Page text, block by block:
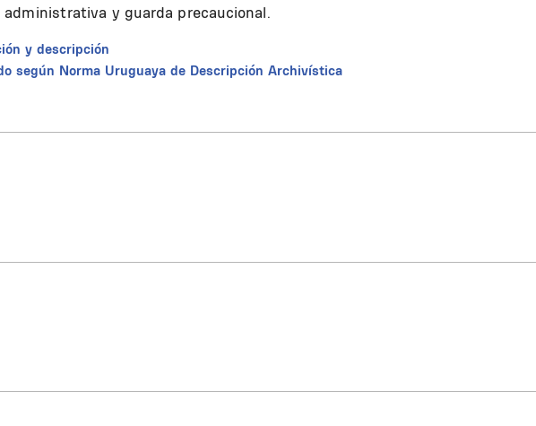
y guarda precaucional.
y descripción
según Norma Uruguaya de Descripción Archivística